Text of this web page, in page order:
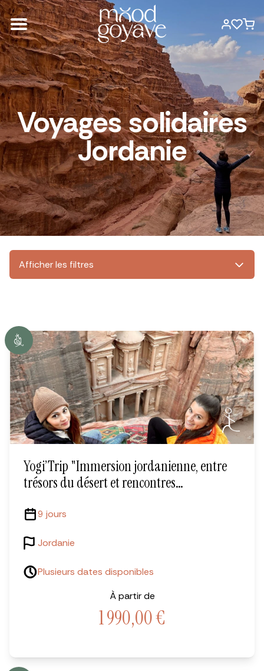
Voyages solidaires
Jordanie
Afficher les filtres
Yogi’Trip "Immersion jordanienne, entre
trésors du désert et rencontres
9 jours
Jordanie
Plusieurs dates disponibles
À partir de
1 990,00€